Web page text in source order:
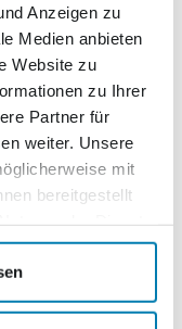
Anzeigen zu
Medien anbieten
Website zu
zu Ihrer
Partner für
weiter. Unsere
mit
bereitgestellt
Kurierverlags
gewerblichen
Anlass dieses 10-
Briefdienst eine
Die vier Stadttore
dienen als Motive
Das Treptower Tor
der
Tor abgebildet.
Tor. Für
des Neuen Tores
des Neuen Tores